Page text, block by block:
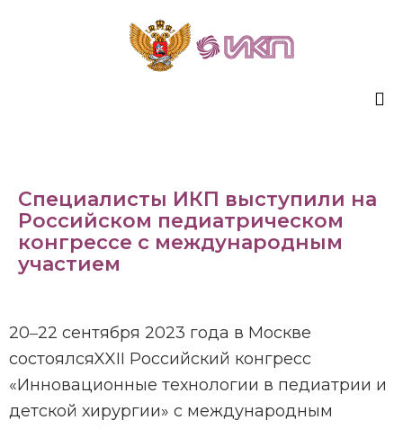
Специалисты ИКП выступили на
Российском педиатрическом
конгрессе с международным
участием
20‒22 сентября 2023 года в Москве
состоялсяXXII Российский конгресс
«Инновационные технологии в педиатрии и
детской хирургии» с международным